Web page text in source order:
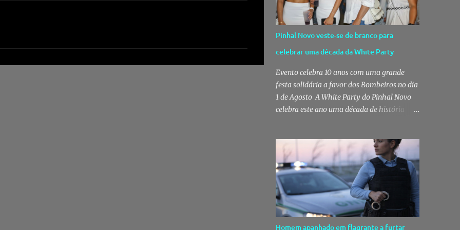
Pinhal Novo veste-se de branco para
celebrar uma década da White Party
Evento celebra 10 anos com uma grande
festa solidária a favor dos Bombeiros no dia
1 de Agosto A White Party do Pinhal Novo
celebra este ano uma década de história
Maria dos Santos volta a vestir-se de branco
para receber milhares de pessoas numa
noite de música, reencontros e
solidariedade, em que parte das receitas
reverterá para a Associação Humanitária
dos Bombeiros Voluntários do Pinhal Novo,
reforçando o espírito comunitário que
Homem apanhado em flagrante a furtar